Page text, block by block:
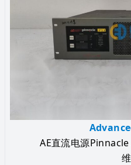
AE直流电源